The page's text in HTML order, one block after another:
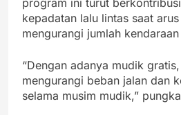
program ini turut
kepadatan lalu lintas saat
mengurangi jumlah
“Dengan adanya mudik
mengurangi beban jalan dan
selama musim mudik,”